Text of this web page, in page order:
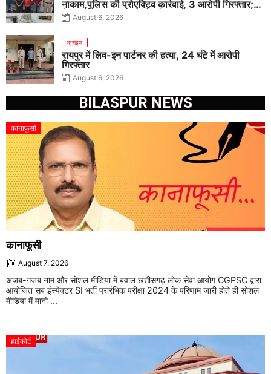
नाकाम,पुलिस की प्रोएक्टिव कार्रवाई, 3 आरोपी गिरफ्तार;
पिस्टल, कारतूस, चाकू और मोबाइल बरामद
August 6, 2026
क्राइम
रायपुर में लिव-इन पार्टनर की हत्या, 24 घंटे में आरोपी
गिरफ्तार
August 6, 2026
BILASPUR NEWS
कानाफूसी
कानाफूसी
August 7, 2026
अजब-गजब नाम और सोशल मीडिया में बवाल छत्तीसगढ़ लोक सेवा आयोग CGPSC द्वारा
आयोजित सब इंस्पेक्टर SI भर्ती प्रारंभिक परीक्षा 2024 के परिणाम जारी होते ही सोशल
मीडिया में मानो ...
हाईकोर्ट